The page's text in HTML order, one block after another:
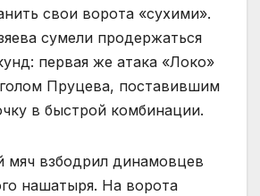
свои ворота «сухими».
сумели продержаться
первая же атака «Локо»
Пруцева, поставившим
в быстрой комбинации.
взбодрил динамовцев
нашатыря. На ворота